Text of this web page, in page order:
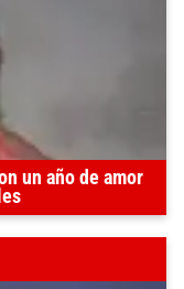
un año de amor